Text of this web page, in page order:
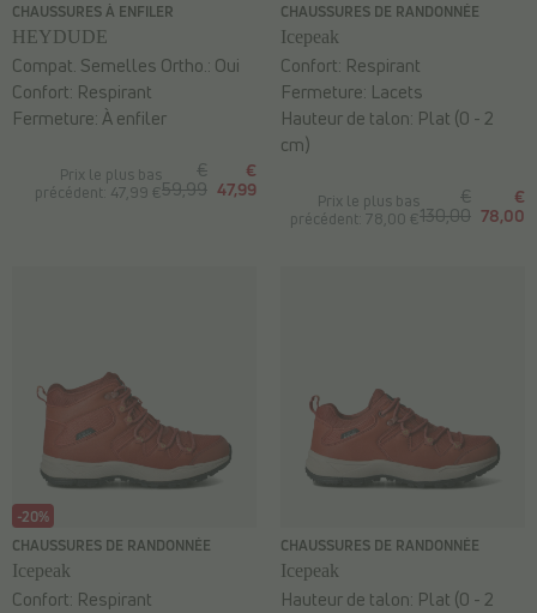
CHAUSSURES À ENFILER
HEYDUDE
Prix le plus bas
précédent: 47,99 €
€
59,99
€
47,99
Compat. Semelles Ortho.: Oui
Confort: Respirant
Fermeture:À enfiler
CHAUSSURES DE RANDONNÉE
Icepeak
Prix le plus bas
précédent: 78,00 €
€
130,00
€
78,00
Confort: Respirant
Fermeture: Lacets
Hauteur de talon: Plat (0 - 2
cm)
-20%
CHAUSSURES DE RANDONNÉE
Icepeak
Confort: Respirant
CHAUSSURES DE RANDONNÉE
Icepeak
Hauteur de talon: Plat (0 - 2